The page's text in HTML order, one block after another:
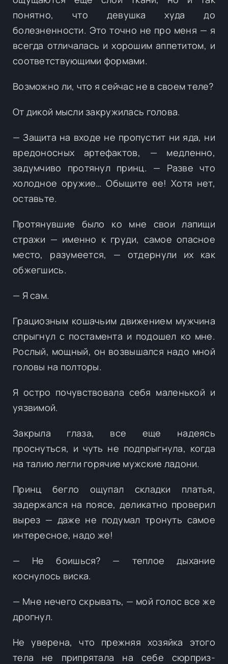
понятно, что девушка худа до
болезненности. Это точно не про меня — я
всегда отличалась и хорошим аппетитом, и
соответствующими формами.
Возможно ли, что я сейчас не в своем теле?
От дикой мысли закружилась голова.
— Защита на входе не пропустит ни яда, ни
вредоносных артефактов, — медленно,
задумчиво протянул принц. — Разве что
холодное оружие… Обыщите ее! Хотя нет,
оставьте.
Протянувшие было ко мне свои лапищи
стражи — именно к груди, самое опасное
место, разумеется, — отдернули их как
обжегшись.
— Я сам.
Грациозным кошачьим движением мужчина
спрыгнул с постамента и подошел ко мне.
Рослый, мощный, он возвышался надо мной
головы на полторы.
Я остро почувствовала себя маленькой и
уязвимой.
Закрыла глаза, все еще надеясь
проснуться, и чуть не подпрыгнула, когда
на талию легли горячие мужские ладони.
Принц бегло ощупал складки платья,
задержался на поясе, деликатно проверил
вырез — даже не подумал тронуть самое
интересное, надо же!
— Не боишься? — теплое дыхание
коснулось виска.
— Мне нечего скрывать, — мой голос все же
дрогнул.
Не уверена, что прежняя хозяйка этого
тела не припрятала на себе сюрприз-